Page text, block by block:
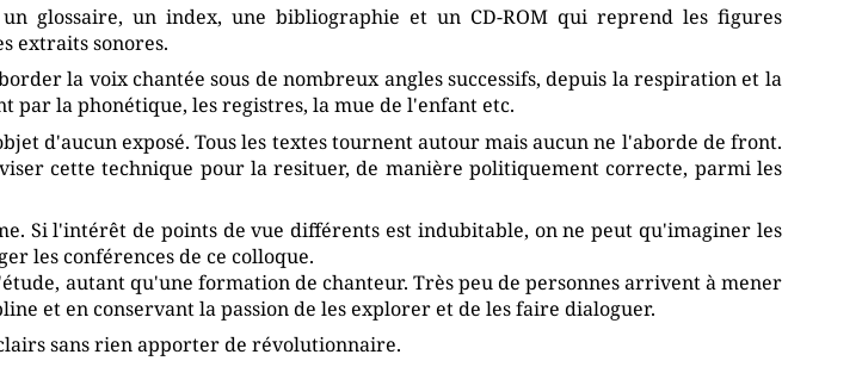
glossaire, un index, une bibliographie et un CD-ROM qui reprend les figures
extraits sonores.
la voix chantée sous de nombreux angles successifs, depuis la respiration et la
par la phonétique, les registres, la mue de l'enfant etc.
d'aucun exposé. Tous les textes tournent autour mais aucun ne l'aborde de front.
cette technique pour la resituer, de manière politiquement correcte, parmi les
Si l'intérêt de points de vue différents est indubitable, on ne peut qu'imaginer les
les conférences de ce colloque.
autant qu'une formation de chanteur. Très peu de personnes arrivent à mener
et en conservant la passion de les explorer et de les faire dialoguer.
sans rien apporter de révolutionnaire.